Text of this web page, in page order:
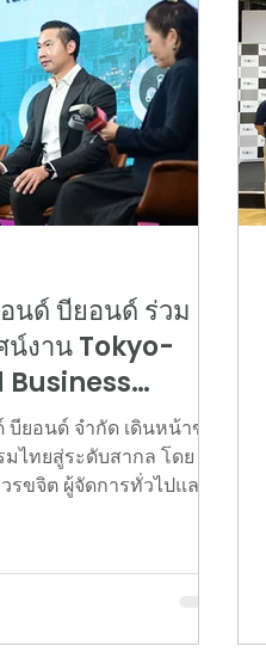
นด์ บียอนด์ ร่วม
น์งาน Tokyo-
Seminar
ผลักดันธุรกิจ
ย ยกระดับความ
ยอนด์ จำกัด เดินหน้าขับ
ไทยสู่ระดับสากล โดย
ขจิต ผู้จัดการทั่วไปและผู้
ศาสตร์ขับเคลื่อนธุรกิจ